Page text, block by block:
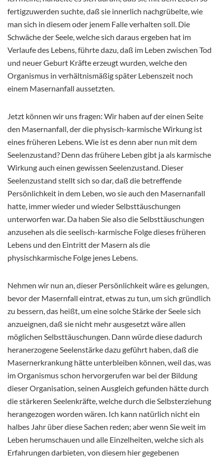
fertigzuwerden suchte, daß sie innerlich nachgrübelte, wie
man sich in diesem oder jenem Falle verhalten soll. Die
Schwäche der Seele, welche sich daraus ergeben hat im
Verlaufe des Lebens, führte dazu, daß im Leben zwischen Tod
und neuer Geburt Kräfte erzeugt wurden, welche den
Organismus in verhältnismäßig später Lebenszeit noch
einem Masernanfall aussetzten.
Jetzt können wir uns fragen: Wir haben auf der einen Seite
den Masernanfall, der die physisch-karmische Wirkung ist
eines früheren Lebens. Wie ist es denn aber nun mit dem
Seelenzustand? Denn das frühere Leben gibt ja als karmische
Wirkung auch einen gewissen Seelenzustand. Dieser
Seelenzustand stellt sich so dar, daß die betreffende
Persönlichkeit in dem Leben, wo sie auch den Masernanfall
hatte, immer wieder und wieder Selbsttäuschungen
unterworfen war. Da haben Sie also die Selbsttäuschungen
anzusehen als die seelisch-karmische Folge dieses früheren
Lebens und den Eintritt der Masern als die
physischkarmische Folge jenes Lebens.
Nehmen wir nun an, dieser Persönlichkeit wäre es gelungen,
bevor der Masernfall eintrat, etwas zu tun, um sich gründlich
zu bessern, das heißt, um eine solche Stärke der Seele sich
anzueignen, daß sie nicht mehr ausgesetzt wäre allen
möglichen Selbsttäuschungen. Dann würde diese dadurch
heranerzogene Seelenstärke dazu geführt haben, daß die
Masernerkrankung hätte unterbleiben können, weil das, was
im Organismus schon hervorgerufen war bei der Bildung
dieser Organisation, seinen Ausgleich gefunden hätte durch
die stärkeren Seelenkräfte, welche durch die Selbsterziehung
herangezogen worden wären. Ich kann natürlich nicht ein
halbes Jahr über diese Sachen reden; aber wenn Sie weit im
Leben herumschauen und alle Einzelheiten, welche sich als
Erfahrungen darbieten, von diesem hier gegebenen